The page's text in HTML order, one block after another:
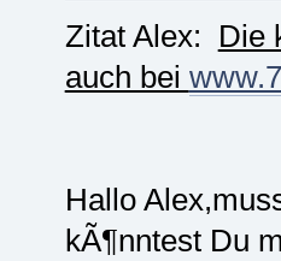
Zitat Alex: Die
auch bei
Hallo
kÃ¶nntest Du